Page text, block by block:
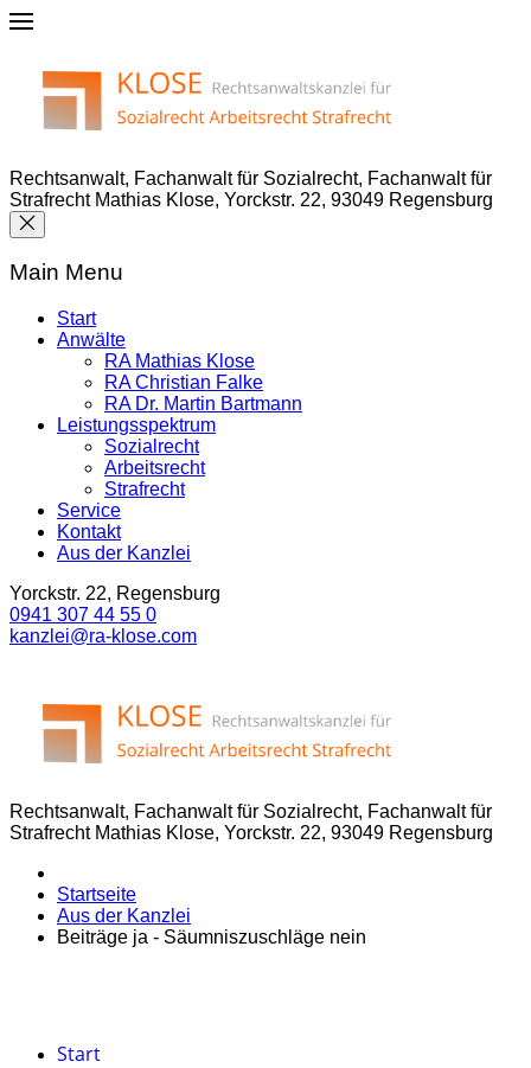
Rechtsanwalt, Fachanwalt für Sozialrecht, Fachanwalt für
Strafrecht Mathias Klose, Yorckstr. 22, 93049 Regensburg
Main Menu
Start
Anwälte
RA Mathias Klose
RA Christian Falke
RA Dr. Martin Bartmann
Leistungsspektrum
Sozialrecht
Arbeitsrecht
Strafrecht
Service
Kontakt
Aus der Kanzlei
Yorckstr. 22, Regensburg
0941 307 44 55 0
kanzlei@ra-klose.com
Rechtsanwalt, Fachanwalt für Sozialrecht, Fachanwalt für
Strafrecht Mathias Klose, Yorckstr. 22, 93049 Regensburg
Startseite
Aus der Kanzlei
Beiträge ja - Säumniszuschläge nein
Start